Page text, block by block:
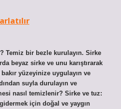
Temiz bir bezle kurulayın. Sirke
beyaz sirke ve unu karıştırarak
yüzeyinize uygulayın ve
suyla durulayın ve
nasıl temizlenir? Sirke ve tuz:
için doğal ve yaygın